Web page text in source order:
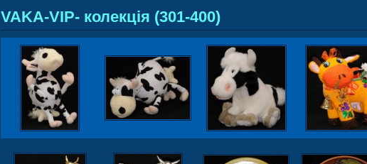
VAKA-VIP- колекція (301-400)